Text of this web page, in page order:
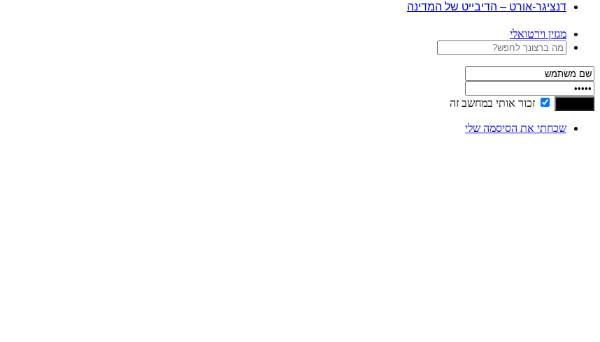
דנציגר-אורט – הדיבייט של המדינה
מגזין וירטואלי
זכור אותי במחשב זה
שכחתי את הסיסמה שלי